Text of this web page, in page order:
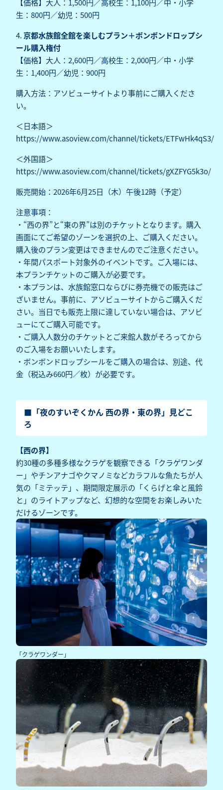
【価格】大人：1,500円／高校生：1,100円／中・小学
生：800円／幼児：500円
4.京都水族館全館を楽しむプラン＋ボンボンドロップシ
ール購入権付
【価格】大人：2,600円／高校生：2,000円／中・小学
生：1,400円／幼児：900円
購入方法：アソビューサイトより事前にご購入くださ
い。
＜日本語＞
https://www.asoview.com/channel/tickets/ETFwHk4qS3/
＜外国語＞
https://www.asoview.com/channel/tickets/gXZFYG5k3o/
販売開始：2026年6月25日（木）午後12時（予定）
注意事項：
・“西の界”と“東の界”は別のチケットとなります。購入
画面にてご希望のゾーンを選択の上、ご購入ください。
購入後のプラン変更はできませんのでご注意ください。
・年間パスポート対象外のイベントです。ご入場には、
本プランチケットのご購入が必要です。
・本プランは、水族館窓口ならびに券売機での販売はご
ざいません。事前に、アソビューサイトからご購入くだ
さい。当日でも販売上限に達していない場合は、アソビ
ューにてご購入可能です。
・ご購入人数分のチケットとご来館人数がそろってから
のご入場をお願いいたします。
・ボンボンドロップシールをご購入の場合は、別途、代
金（税込み660円／枚）が必要です。
■「夜のすいぞくかん 西の界・東の界」見どこ
ろ
【西の界】
約30種の多種多様なクラゲを観察できる「クラゲワンダ
ー」やチンアナゴやクマノミなどカラフルな魚たちが人
気の「ミテッテ」、期間限定展示の「くらげと傘と風鈴
と」のライトアップなど、幻想的な空間をお楽しみいた
だけるゾーンです。
「クラゲワンダー」